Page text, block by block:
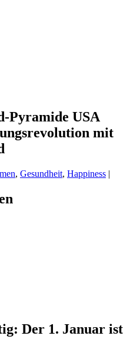
Pyramide USA
mit
, Gesundheit, Happiness |
Der 1. Januar ist